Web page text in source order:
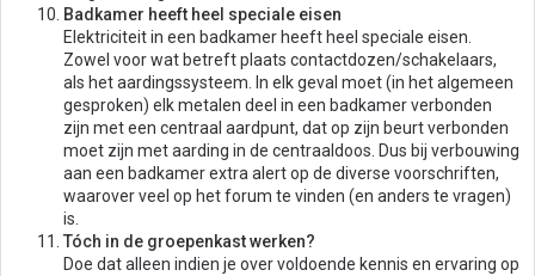
Badkamer heeft heel speciale eisen
Elektriciteit in een badkamer heeft heel speciale eisen.
Zowel voor wat betreft plaats contactdozen/schakelaars,
als het aardingssysteem. In elk geval moet (in het algemeen
gesproken) elk metalen deel in een badkamer verbonden
zijn met een centraal aardpunt, dat op zijn beurt verbonden
moet zijn met aarding in de centraaldoos. Dus bij verbouwing
aan een badkamer extra alert op de diverse voorschriften,
waarover veel op het forum te vinden (en anders te vragen)
is.
Tóch in de groepenkast werken?
Doe dat alleen indien je over voldoende kennis en ervaring op